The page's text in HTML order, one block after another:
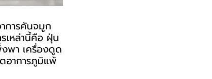
การคันจมูก
เหล่านี้คือ ฝุ่น
พา เครื่องดูด
อาการภูมิแพ้